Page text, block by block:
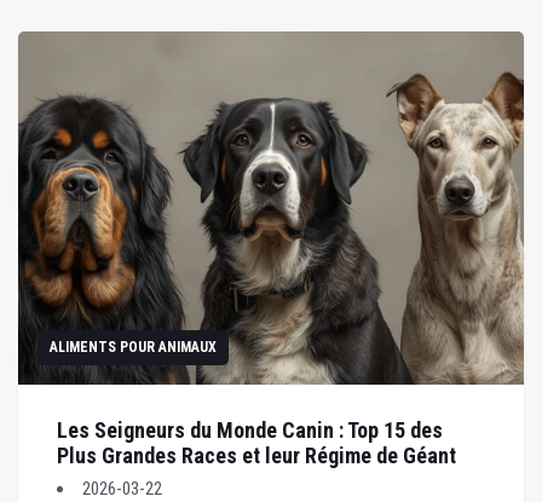
ALIMENTS POUR ANIMAUX
Les Seigneurs du Monde Canin : Top 15 des
Plus Grandes Races et leur Régime de Géant
2026-03-22